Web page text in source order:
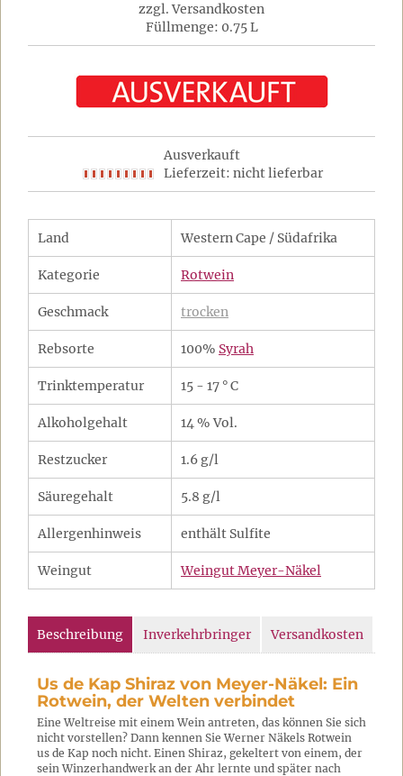
zzgl. Versandkosten
Füllmenge: 0.75 L
Ausverkauft
Lieferzeit: nicht lieferbar
Land Western Cape / Südafrika
Kategorie Rotwein
Geschmack trocken
Rebsorte 100% Syrah
Trinktemperatur 15 - 17 ° C
Alkoholgehalt 14 % Vol.
Restzucker 1.6 g/l
Säuregehalt 5.8 g/l
Allergenhinweis enthält Sulfite
Weingut Weingut Meyer-Näkel
Beschreibung Inverkehrbringer Versandkosten
Us de Kap Shiraz von Meyer-Näkel: Ein
Rotwein, der Welten verbindet
Eine Weltreise mit einem Wein antreten, das können Sie sich
nicht vorstellen? Dann kennen Sie Werner Näkels Rotwein
us de Kap noch nicht. Einen Shiraz, gekeltert von einem, der
sein Winzerhandwerk an der Ahr lernte und später nach